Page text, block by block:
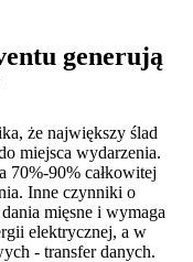
generują
że największy ślad
miejsca wydarzenia.
70%-90% całkowitej
Inne czynniki o
mięsne i wymaga
elektrycznej, a w
- transfer danych.